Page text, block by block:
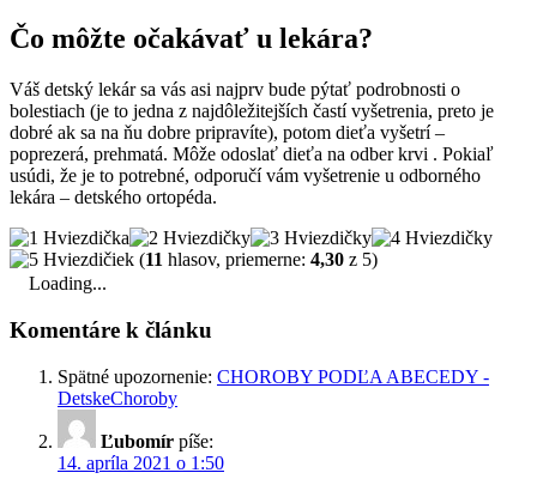
Čo môžte očakávať u lekára?
Váš detský lekár sa vás asi najprv bude pýtať podrobnosti o
bolestiach (je to jedna z najdôležitejších častí vyšetrenia, preto je
dobré ak sa na ňu dobre pripravíte), potom dieťa vyšetrí –
poprezerá, prehmatá. Môže odoslať dieťa na odber krvi . Pokiaľ
usúdi, že je to potrebné, odporučí vám vyšetrenie u odborného
lekára – detského ortopéda.
(11 hlasov, priemerne: 4,30 z 5)
Loading...
Komentáre k článku
Spätné upozornenie: CHOROBY PODĽA ABECEDY -
DetskeChoroby
Ľubomír píše:
14. apríla 2021 o 1:50